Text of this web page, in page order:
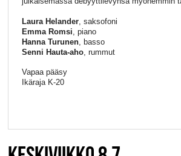
Laura Helander, saksofoni
Emma Romsi , piano
Hanna Turunen, basso
Senni Hauta-aho, rummut
Vapaa pääsy
Ikäraja K-20